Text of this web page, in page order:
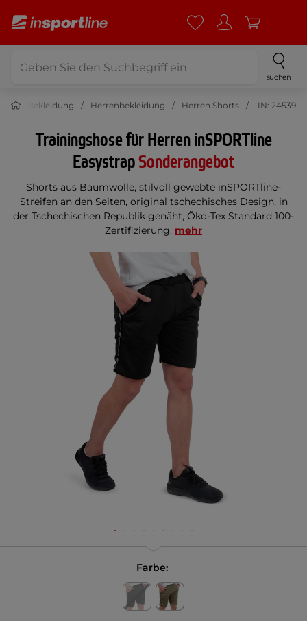
suchen
Bekleidung Herrenbekleidung Herren Shorts IN: 24539
Trainingshose für Herren inSPORTline
EasystrapSonderangebot
Shorts aus Baumwolle, stilvoll gewebte inSPORTline-
Streifen an den Seiten, original tschechisches Design, in
der Tschechischen Republik genäht, Öko-Tex Standard 100-
Zertifizierung. mehr
Farbe: